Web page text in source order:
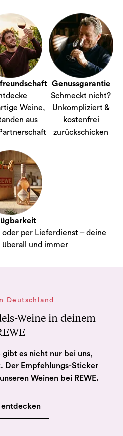
Weine,
aus
Genussgarantie
Schmeckt nicht?
Unkompliziert &
kostenfrei
zurückschicken
per Lieferdienst – deine
überall und immer
Deutschland
Weine in deinem
es nicht nur bei uns,
Der Empfehlungs-Sticker
Weinen bei REWE.